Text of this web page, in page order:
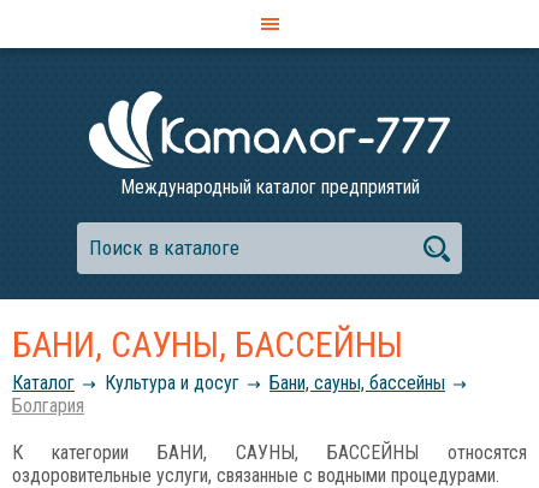
Международный каталог предприятий
БАНИ, САУНЫ, БАССЕЙНЫ
Каталог Культура и досуг
Бани, сауны, бассейны
Болгария
К категории БАНИ, САУНЫ, БАССЕЙНЫ относятся
оздоровительные услуги, связанные с водными процедурами.